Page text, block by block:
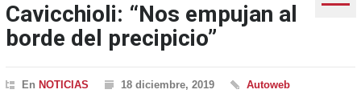
Cavicchioli: “Nos empujan al
borde del precipicio”
En NOTICIAS 18 diciembre, 2019 Autoweb